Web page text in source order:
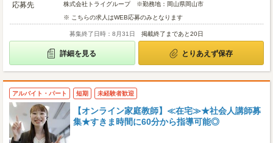
応募先
株式会社トライグループ ※勤務地：岡山県岡山市
※ こちらの求人はWEB応募のみとなります
募集終了日時：8月31日 掲載終了まであと20日
詳細を見る とりあえず保存
アルバイト・パート 短期 未経験者歓迎
【オンライン家庭教師】≪在宅≫★社会人講師募
集★すきま時間に60分から指導可能◎